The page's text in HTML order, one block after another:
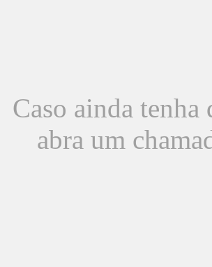
Caso ainda tenha
abra um